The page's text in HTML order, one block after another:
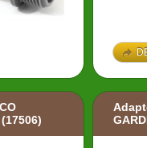
(17506)